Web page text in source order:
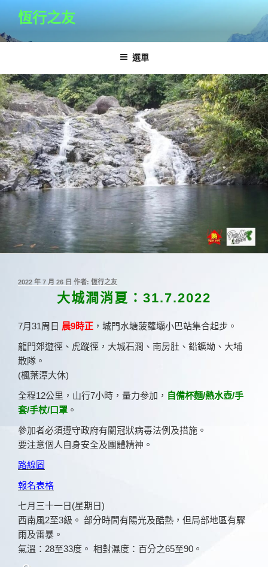
主
容
恆行之友
選單
發
2022 年 7 月 26 日 作者: 恆行之友
大城澗消夏：31.7.2022
7月31周日 晨9時正 ，城門水塘菠蘿壩小巴站集合起步。
龍門郊遊徑、虎蹤徑，大城石澗、南房肚、鉛鑛坳、大埔
散隊。
(楓葉潭大休)
全程12公里，山行7小時，量力参加， 自備杯麵/熱水壺/手
套/手杖/口罩 。
參加者必須遵守政府有關冠狀病毒法例及措施。
要注意個人自身安全及團體精神。
路線圖
報名表格
七月三十一日(星期日)
西南風2至3級。 部分時間有陽光及酷熱，但局部地區有驟
雨及雷暴。
氣溫：28至33度。 相對濕度：百分之65至90。